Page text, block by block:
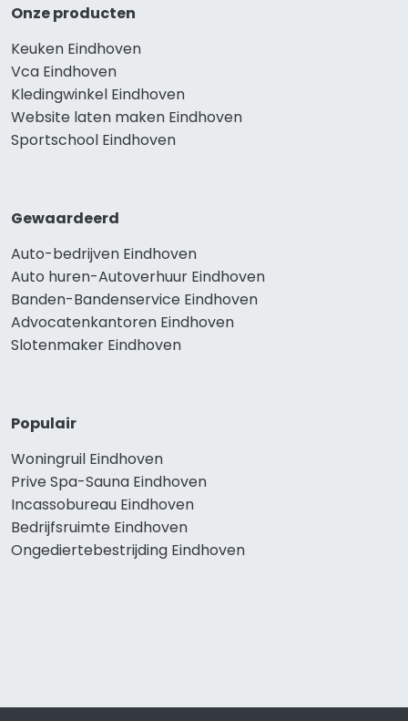
Onze producten
Keuken Eindhoven
Vca Eindhoven
Kledingwinkel Eindhoven
Website laten maken Eindhoven
Sportschool Eindhoven
Gewaardeerd
Auto-bedrijven Eindhoven
Auto huren-Autoverhuur Eindhoven
Banden-Bandenservice Eindhoven
Advocatenkantoren Eindhoven
Slotenmaker Eindhoven
Populair
Woningruil Eindhoven
Prive Spa-Sauna Eindhoven
Incassobureau Eindhoven
Bedrijfsruimte Eindhoven
Ongediertebestrijding Eindhoven